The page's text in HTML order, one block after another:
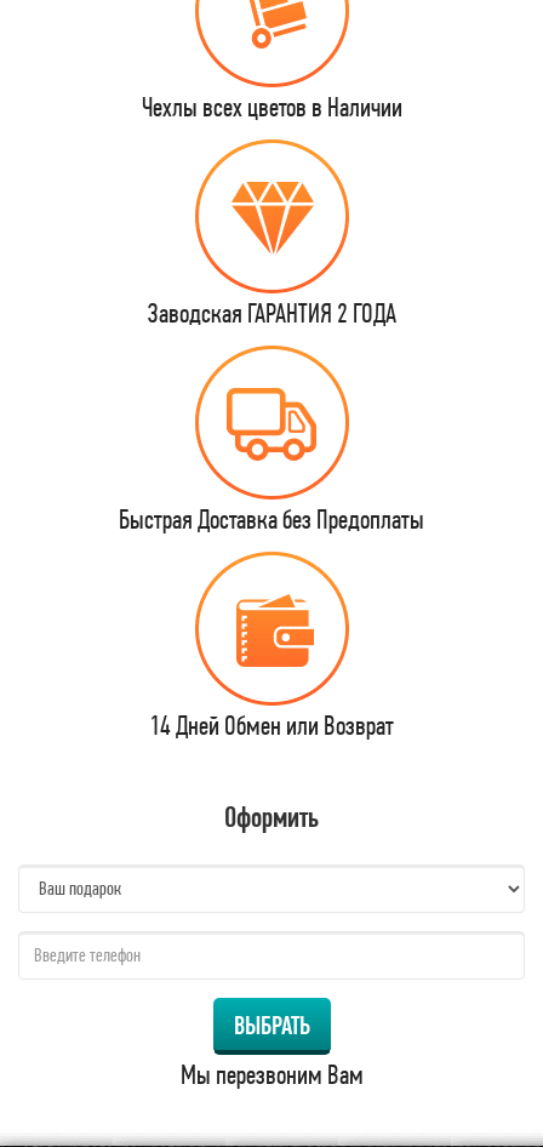
Чехлы всех цветов в Наличии
Заводская ГАРАНТИЯ 2 ГОДА
Быстрая Доставка без Предоплаты
14 Дней Обмен или Возврат
Оформить
ВЫБРАТЬ
Мы перезвоним Вам